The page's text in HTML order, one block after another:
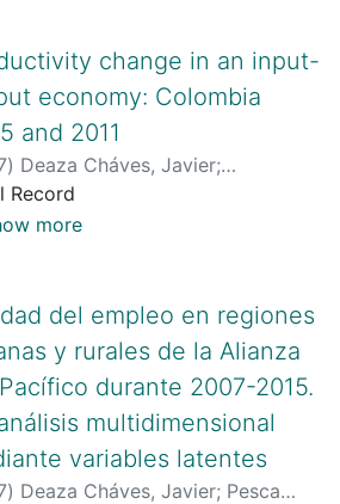
orcid.org/0000-0002-1481-2486
scienti.colciencias.gov.co:8081/cv
generarCurriculoCv.do?
scienti.colciencias.gov.co:8081/cv
generarCurriculoCv.do?
change in an input-
economy: Colombia
and 2011
) Deaza Cháves, Javier;
cvlac/vis
generarCurriculoCv.do?
Record
more
del empleo en regiones
y rurales de la Alianza
durante 2007-2015.
multidimensional
variables latentes
) Deaza Cháves, Javier; Pesca